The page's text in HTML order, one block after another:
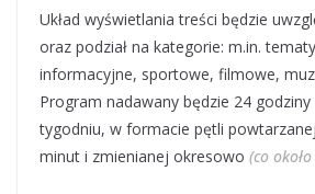
Układ wyświetlania treści będzie
oraz podział na kategorie: m.in.
informacyjne, sportowe, filmowe,
Program nadawany będzie 24
tygodniu, w formacie pętli
minut i zmienianej okresowo (co